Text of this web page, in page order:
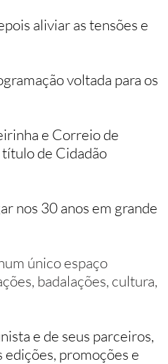
aliviar as tensões e
voltada para os
e Correio de
de Cidadão
nos 30 anos em grande
único espaço
badalações, cultura,
e de seus parceiros,
edições, promoções e